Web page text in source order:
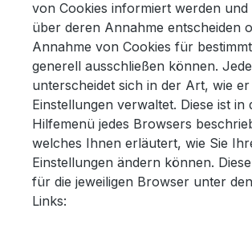
von Cookies informiert werden und
über deren Annahme entscheiden
Annahme von Cookies für
generell ausschließen können.
unterscheidet sich in der Art, wie er
Einstellungen verwaltet. Diese ist in
Hilfemenü jedes Browsers
welches Ihnen erläutert, wie Sie
Einstellungen ändern können.
für die jeweiligen Browser unter
Links: